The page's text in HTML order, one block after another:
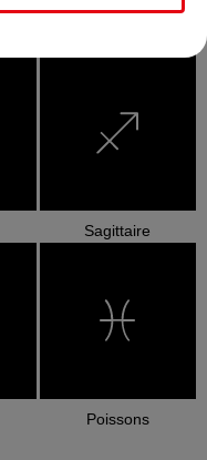
Sagittaire
Poissons